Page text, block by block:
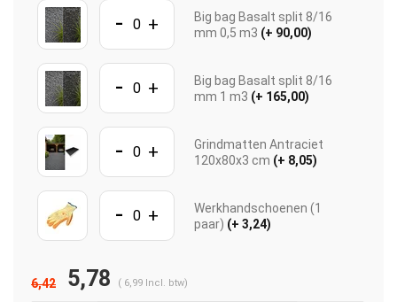
- +
Big bag Basalt split 8/16
mm 0,5 m3 (+ 90,00)
- +
Big bag Basalt split 8/16
mm 1 m3 (+ 165,00)
- +
Grindmatten Antraciet
120x80x3 cm (+ 8,05)
- +
Werkhandschoenen (1
paar) (+ 3,24)
6,42 5,78 ( 6,99 Incl. btw)